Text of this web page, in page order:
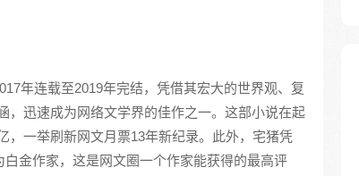
年连载至2019年完结，凭借其宏大的世界观、复
，迅速成为网络文学界的佳作之一。这部小说在起
，一举刷新网文月票13年新纪录。此外，宅猪凭
金作家，这是网文圈一个作家能获得的最高评